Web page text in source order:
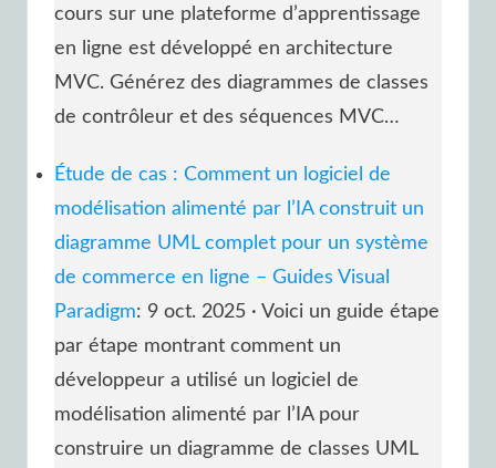
cours sur une plateforme d’apprentissage
en ligne est développé en architecture
MVC. Générez des diagrammes de classes
de contrôleur et des séquences MVC…
Étude de cas : Comment un logiciel de
modélisation alimenté par l’IA construit un
diagramme UML complet pour un système
de commerce en ligne – Guides Visual
Paradigm: 9 oct. 2025 · Voici un guide étape
par étape montrant comment un
développeur a utilisé un logiciel de
modélisation alimenté par l’IA pour
construire un diagramme de classes UML